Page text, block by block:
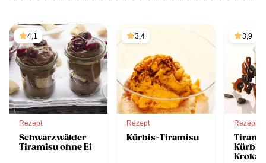
4,1
Rezept
Schwarzwälder
Tiramisu ohne Ei
3,4
Rezept
Kürbis-Tiramisu
3,9
Rezept